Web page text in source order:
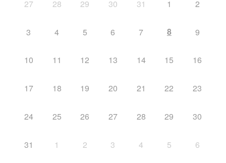
27 28 29 30 31 1 2
3 4 5 6 7 8 9
10 11 12 13 14 15 16
17 18 19 20 21 22 23
24 25 26 27 28 29 30
31 1 2 3 4 5 6